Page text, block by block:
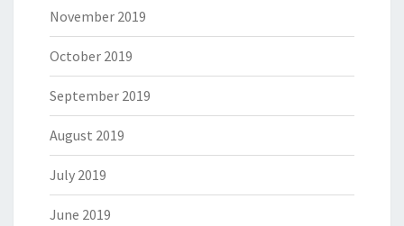
November 2019
October 2019
September 2019
August 2019
July 2019
June 2019